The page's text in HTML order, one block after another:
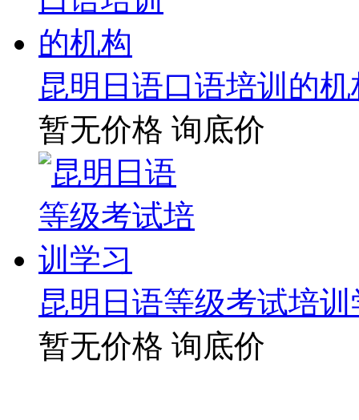
昆明日语口语培训的机
暂无价格 询底价
昆明日语等级考试培
暂无价格 询底价